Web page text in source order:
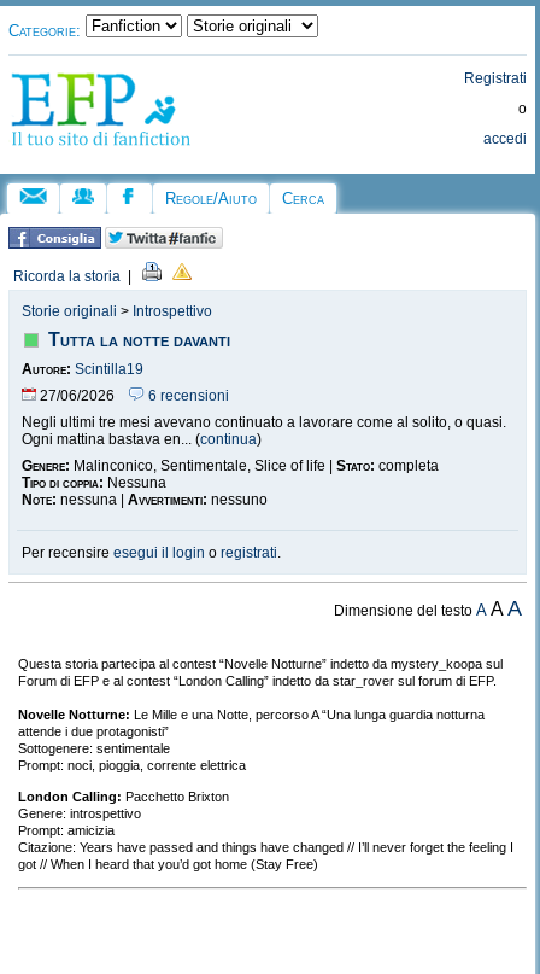
Categorie:
Registrati
o
accedi
Regole/Aiuto Cerca
Ricorda la storia
Storie originali > Introspettivo
Tutta la notte davanti
Autore: Scintilla19
27/06/2026
6 recensioni
Negli ultimi tre mesi avevano continuato a lavorare come al solito, o quasi.
Ogni mattina bastava en... (continua)
Genere: Malinconico, Sentimentale, Slice of life | Stato: completa
Tipo di coppia: Nessuna
Note: nessuna | Avvertimenti: nessuno
Per recensire esegui il login o registrati.
Dimensione del testoA AA
Questa storia partecipa al contest “Novelle Notturne” indetto da mystery_koopa sul
Forum di EFP e al contest “London Calling” indetto da star_rover sul forum di EFP.
Novelle Notturne: Le Mille e una Notte, percorso A “Una lunga guardia notturna
attende i due protagonisti”
Sottogenere: sentimentale
Prompt: noci, pioggia, corrente elettrica
London Calling: Pacchetto Brixton
Genere: introspettivo
Prompt: amicizia
Citazione: Years have passed and things have changed // I’ll never forget the feeling I
got // When I heard that you’d got home (Stay Free)